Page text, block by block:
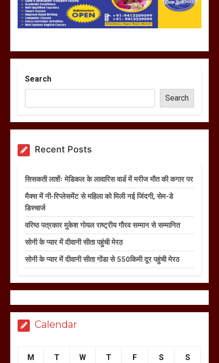
Search
Search
Recent Posts
सिसकती लाशेंः मेडिकल के लावारिस वार्ड में मरीज मौत की कगार पर
मैक्स में नी-रिप्लेसमेंट से महिला को मिली नई जिंदगी, सेम-डे
डिस्चार्ज
वरिष्ठ पत्रकार मुकेश गोयल राष्ट्रीय गौरव सम्मान से सम्मानित
सोनी के प्यार में दीवानी सीता पहुंची मेरठ
सोनी के प्यार में दीवानी सीता गोंडा से 550किमी दूर पहुंची मेरठ
Calendar
M T W T F S S